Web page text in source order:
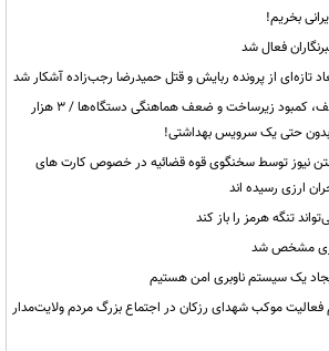
بخریم!
فعال شد
تازه‌ای از پرونده ربایش و قتل حمیدرضا رجب‌زاده آشکار شد
ریمـدان؛ مرزی گرفتار در صف، کمبود زیرساخت و ضعف هماهنگی دستگاه‌ها / ۳ هزار
بدون حتی یک سرویس بهداشتی!
نیوز توسط سخنگوی قوه قضائیه در خصوص کارت های
ارزی رسیده اند
تنگه هرمز را باز کند
مشخص شد
یک سیستم ناوبری امن هستیم
موکب شهدای رزکان در اجتماع بزرگ مردم ولایت‌مدار